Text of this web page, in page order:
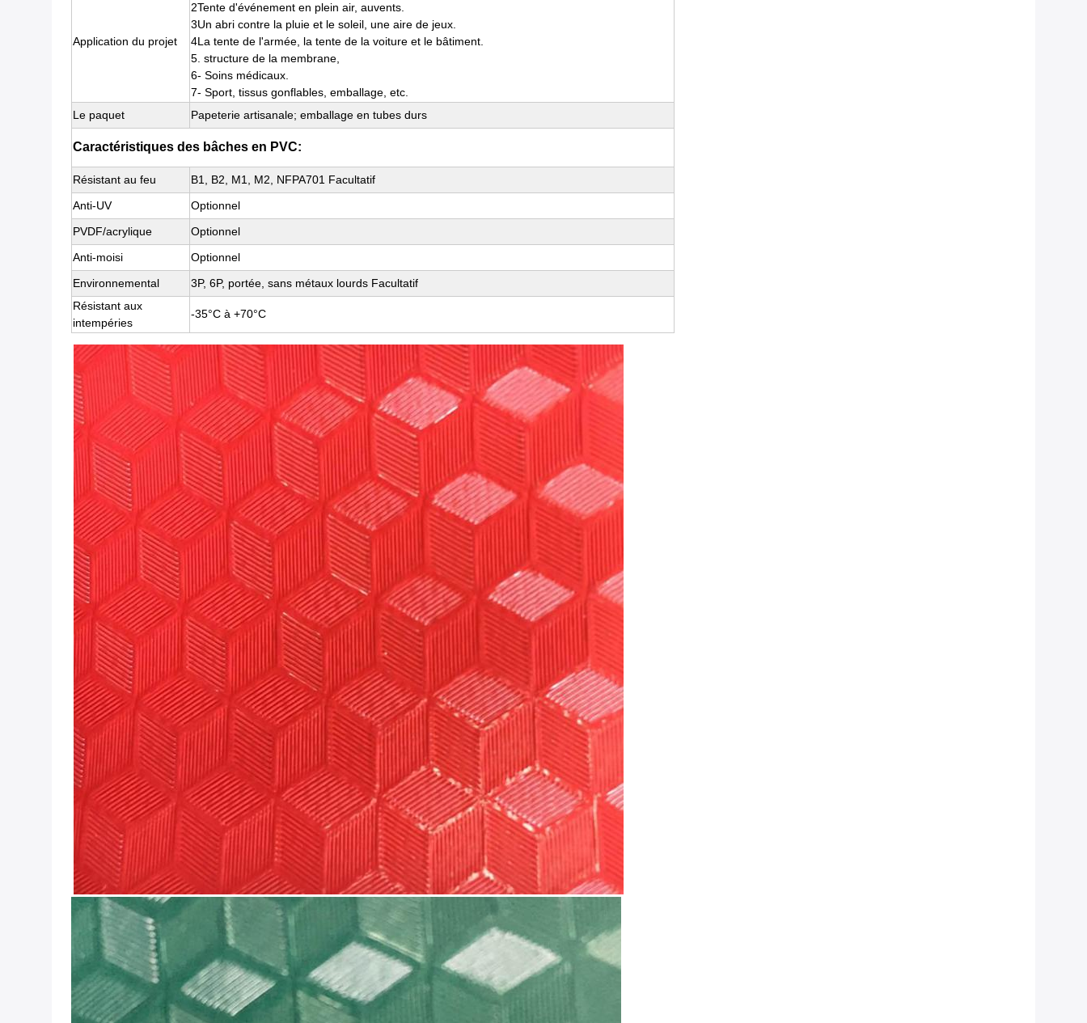
Application du projet
2Tente d'événement en plein air, auvents.
3Un abri contre la pluie et le soleil, une aire de jeux.
4La tente de l'armée, la tente de la voiture et le bâtiment.
5. structure de la membrane,
6- Soins médicaux.
7- Sport, tissus gonflables, emballage, etc.
Le paquet
Papeterie artisanale; emballage en tubes durs
Caractéristiques des bâches en PVC:
Résistant au feu
B1, B2, M1, M2, NFPA701 Facultatif
Anti-UV
Optionnel
PVDF/acrylique
Optionnel
Anti-moisi
Optionnel
Environnemental
3P, 6P, portée, sans métaux lourds Facultatif
Résistant aux
intempéries
-35°C à +70°C